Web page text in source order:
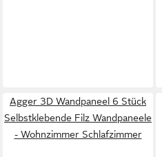
Agger 3D Wandpaneel 6 Stück
Selbstklebende Filz Wandpaneele
- Wohnzimmer Schlafzimmer